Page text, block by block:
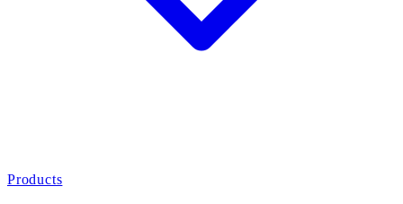
Products